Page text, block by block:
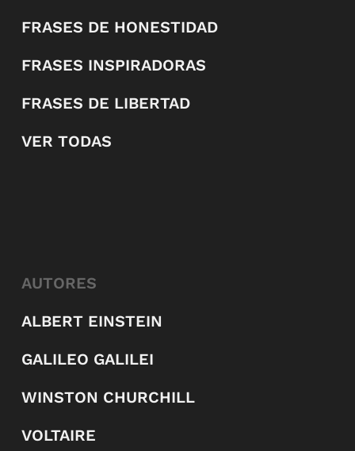
FRASES DE HONESTIDAD
FRASES INSPIRADORAS
FRASES DE LIBERTAD
VER TODAS
AUTORES
ALBERT EINSTEIN
GALILEO GALILEI
WINSTON CHURCHILL
VOLTAIRE